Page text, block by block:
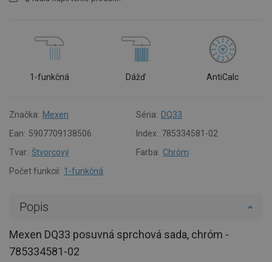
1-funkčná Dážď AntiCalc
Značka: Mexen Séria: DQ33
Ean: 5907709138506 Index: 785334581-02
Tvar: Štvorcový Farba: Chróm
Počet funkcií: 1-funkčná
Popis
Mexen DQ33 posuvná sprchová sada, chróm -
785334581-02